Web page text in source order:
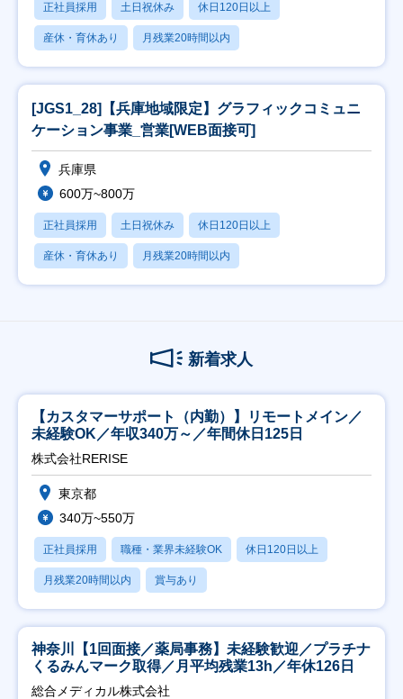
正社員採用 土日祝休み 休日120日以上
産休・育休あり 月残業20時間以内
[JGS1_28]【兵庫地域限定】グラフィックコミュニ
ケーション事業_営業[WEB面接可]
兵庫県
600万~800万
正社員採用 土日祝休み 休日120日以上
産休・育休あり 月残業20時間以内
新着求人
【カスタマーサポート（内勤）】リモートメイン／
未経験OK／年収340万～／年間休日125日
株式会社RERISE
東京都
340万~550万
正社員採用 職種・業界未経験OK 休日120日以上
月残業20時間以内 賞与あり
神奈川【1回面接／薬局事務】未経験歓迎／プラチナ
くるみんマーク取得／月平均残業13h／年休126日
総合メディカル株式会社